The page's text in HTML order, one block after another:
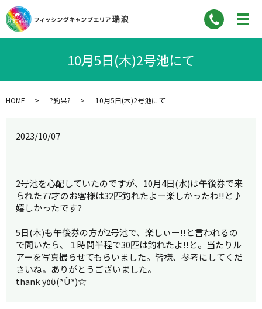
10月5日(木)2号池にて
HOME ?釣果? 10月5日(木)2号池にて
2023/10/07
2号池を心配していたのですが、10月4日(水)は午後券で来
られた77才のお客様は32匹釣れたよー楽しかったわ!!と♪
嬉しかったです?
5日(木)も午後券の方が2号池で、楽しぃー!!と言われるの
で聞いたら、１時間半程で30匹は釣れたよ!!と。当たりル
アーを写真撮らせてもらいました。皆様、参考にしてくだ
さいね。ありがとうございました。
thank ÿ٥ϋ(*Ü*)☆